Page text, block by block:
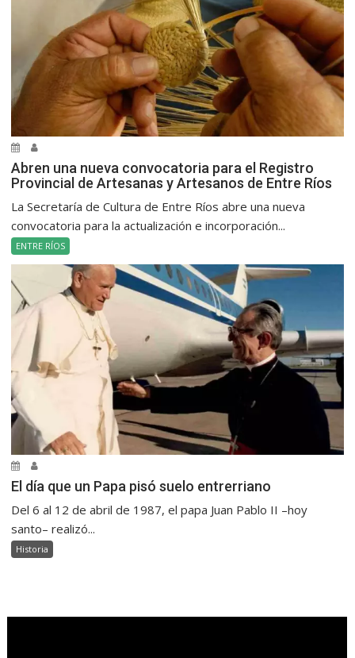
Abren una nueva convocatoria para el Registro
Provincial de Artesanas y Artesanos de Entre Ríos
La Secretaría de Cultura de Entre Ríos abre una nueva
convocatoria para la actualización e incorporación...
ENTRE RÍOS
El día que un Papa pisó suelo entrerriano
Del 6 al 12 de abril de 1987, el papa Juan Pablo II –hoy
santo– realizó...
Historia